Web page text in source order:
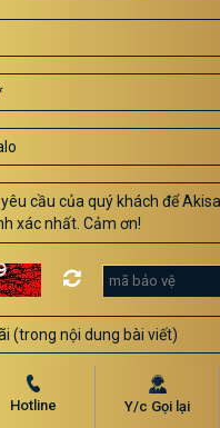
Hotline Y/c Gọi lại